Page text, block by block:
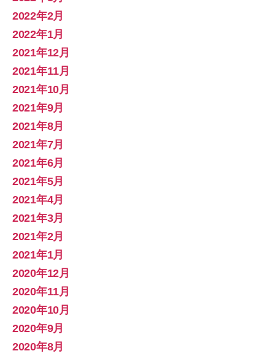
2022年2月
2022年1月
2021年12月
2021年11月
2021年10月
2021年9月
2021年8月
2021年7月
2021年6月
2021年5月
2021年4月
2021年3月
2021年2月
2021年1月
2020年12月
2020年11月
2020年10月
2020年9月
2020年8月